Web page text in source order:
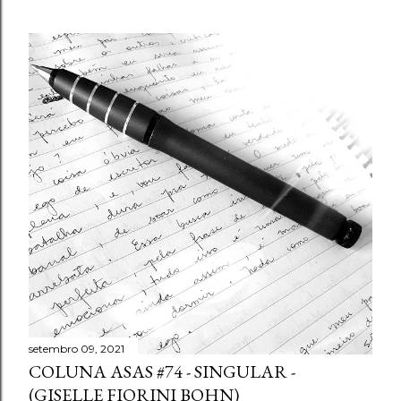
setembro 09, 2021
COLUNA ASAS #74 - SINGULAR -
(GISELLE FIORINI BOHN)